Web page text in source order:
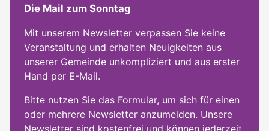
Die Mail zum Sonntag
Mit unserem Newsletter verpassen Sie keine
Veranstaltung und erhalten Neuigkeiten aus
unserer Gemeinde unkompliziert und aus erster
Hand per E-Mail.
Bitte nutzen Sie das Formular, um sich für einen
oder mehrere Newsletter anzumelden. Unsere
Newsletter sind kostenfrei und können jederzeit